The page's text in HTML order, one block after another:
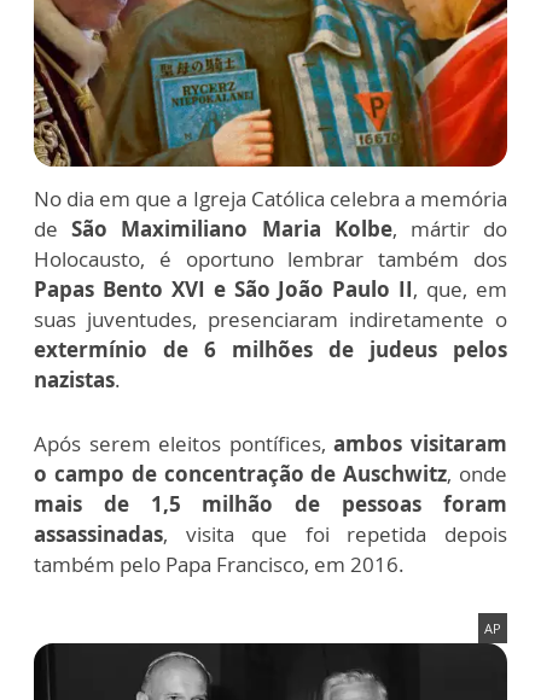
No dia em que a Igreja Católica celebra a memória
deSão Maximiliano Maria Kolbe, mártir do
Holocausto, é oportuno lembrar também dos
Papas Bento XVI e São João Paulo II, que, em
suas juventudes, presenciaram indiretamente o
extermínio de 6 milhões de judeus pelos
nazistas.
Após serem eleitos pontífices,ambos visitaram
o campo de concentração de Auschwitz, onde
mais de 1,5 milhão de pessoas foram
assassinadas, visita que foi repetida depois
também pelo Papa Francisco, em 2016.
AP